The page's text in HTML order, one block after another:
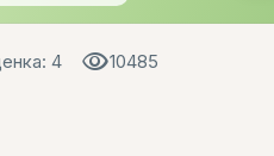
4 visibility10485